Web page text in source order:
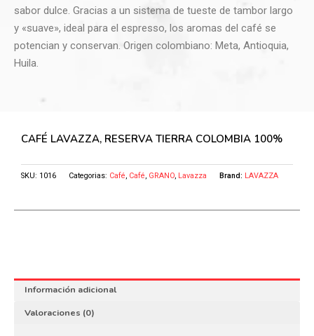
sabor dulce. Gracias a un sistema de tueste de tambor largo
y «suave», ideal para el espresso, los aromas del café se
potencian y conservan. Origen colombiano: Meta, Antioquia,
Huila.
CAFÉ LAVAZZA, RESERVA TIERRA COLOMBIA 100%
SKU: 1016 Categorias: Café, Café, GRANO, Lavazza Brand: LAVAZZA
Información adicional
Valoraciones (0)